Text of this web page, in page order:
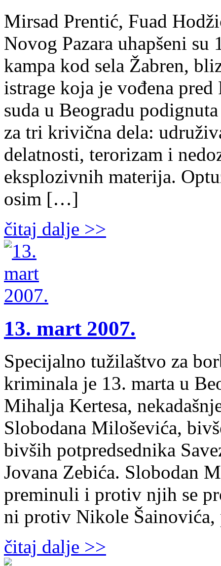
Mirsad Prentić, Fuad
Novog Pazara uhapšeni
kampa kod sela Žabren,
istrage koja je vođena
suda u Beogradu
za tri krivična dela:
delatnosti, terorizam i
eksplozivnih materija.
osim […]
čitaj dalje >>
13. mart 2007.
Specijalno tužilaštvo za
kriminala je 13. marta u
Mihalja Kertesa,
Slobodana Miloševića,
bivših potpredsednika
Jovana Zebića. Slobodan
preminuli i protiv njih se
ni protiv Nikole Šainovića,
čitaj dalje >>